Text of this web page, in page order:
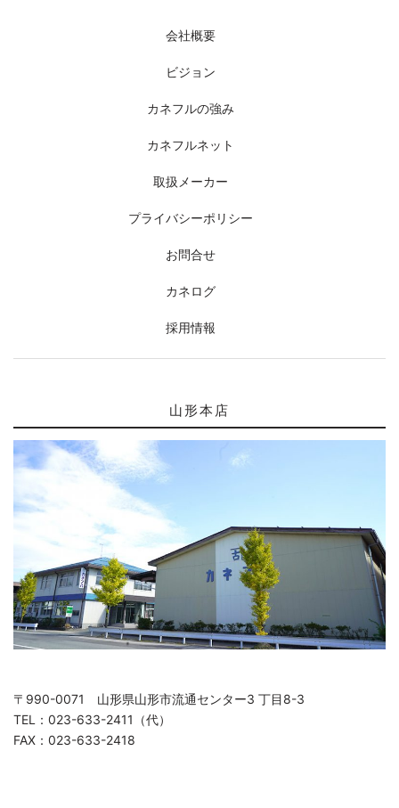
会社概要
ビジョン
カネフルの強み
カネフルネット
取扱メーカー
プライバシーポリシー
お問合せ
カネログ
採用情報
山形本店
〒990-0071 山形県山形市流通センター3 丁目8-3
TEL：023-633-2411（代）
FAX：023-633-2418